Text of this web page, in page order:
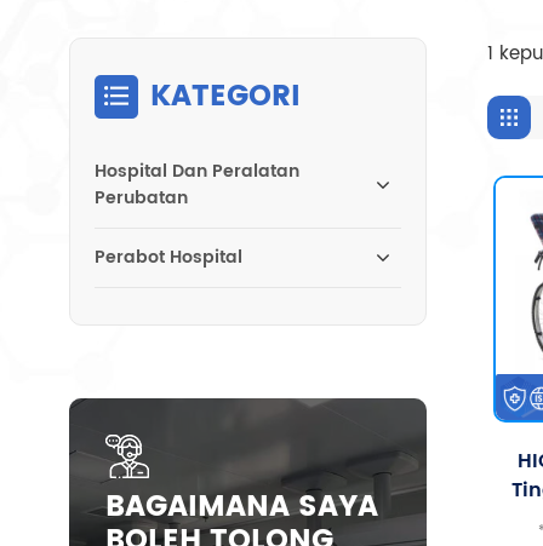
1
KATEGORI
Hospital Dan Peralatan
Perubatan
Perabot Hospital
BAGAIMANA SAYA